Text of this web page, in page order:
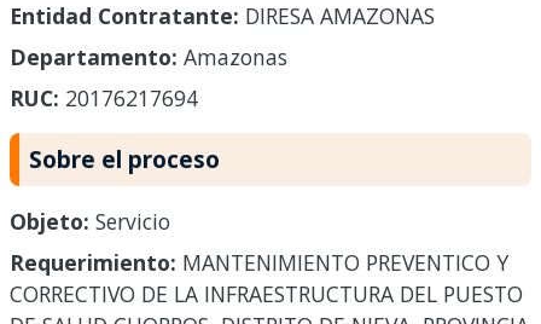
Entidad Contratante: DIRESA AMAZONAS
Departamento: Amazonas
RUC: 20176217694
Sobre el proceso
Objeto: Servicio
Requerimiento: MANTENIMIENTO PREVENTICO Y
CORRECTIVO DE LA INFRAESTRUCTURA DEL PUESTO